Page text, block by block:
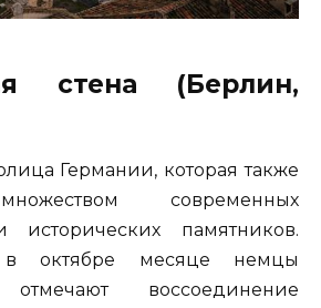
стена (Берлин,
Германии, которая также
современных
исторических памятников.
октябре месяце немцы
отмечают воссоединение